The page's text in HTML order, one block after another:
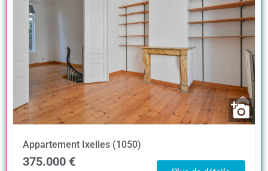
Appartement Ixelles (1050)
375.000 €